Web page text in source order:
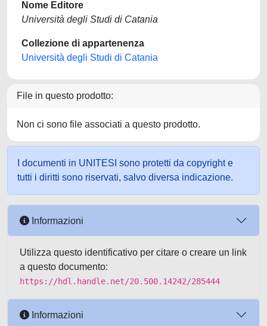
Nome Editore
Università degli Studi di Catania
Collezione di appartenenza
Università degli Studi di Catania
File in questo prodotto:
Non ci sono file associati a questo prodotto.
I documenti in UNITESI sono protetti da copyright e
tutti i diritti sono riservati, salvo diversa indicazione.
Informazioni
Utilizza questo identificativo per citare o creare un link
a questo documento:
https://hdl.handle.net/20.500.14242/285444
Informazioni